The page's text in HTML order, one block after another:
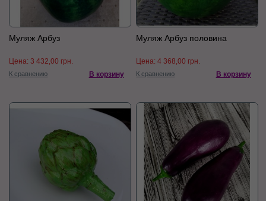
Муляж Арбуз
Цена:3 432,00 грн.
К сравнению В корзину
Муляж Арбуз половина
Цена:4 368,00 грн.
К сравнению В корзину